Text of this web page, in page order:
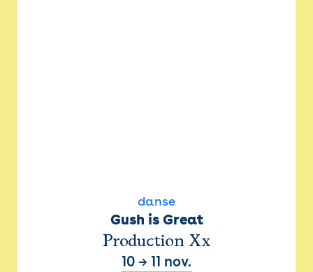
danse
Gush is Great
Production Xx
10 → 11 nov.